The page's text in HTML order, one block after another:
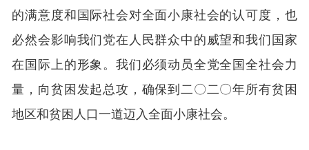
的满意度和国际社会对全面小康社会的认可度，也
必然会影响我们党在人民群众中的威望和我们国家
在国际上的形象。我们必须动员全党全国全社会力
量，向贫困发起总攻，确保到二〇二〇年所有贫困
地区和贫困人口一道迈入全面小康社会。